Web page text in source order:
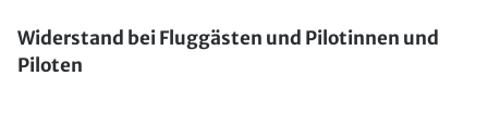
Widerstand bei Fluggästen und Pilotinnen und
Piloten